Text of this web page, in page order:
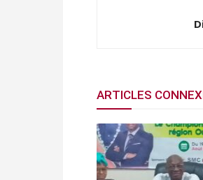
ARTICLES